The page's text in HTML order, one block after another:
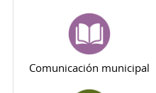
Comunicación municipal